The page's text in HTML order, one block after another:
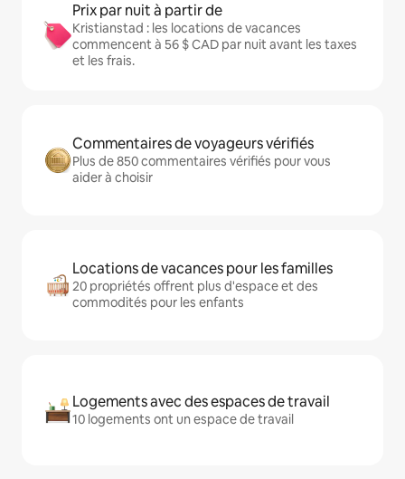
Prix par nuit à partir de
Kristianstad : les locations de vacances
commencent à 56 $ CAD par nuit avant les taxes
et les frais.
Commentaires de voyageurs vérifiés
Plus de 850 commentaires vérifiés pour vous
aider à choisir
Locations de vacances pour les familles
20 propriétés offrent plus d'espace et des
commodités pour les enfants
Logements avec des espaces de travail
10 logements ont un espace de travail